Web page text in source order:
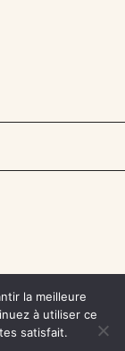
la meilleure
à utiliser ce
satisfait.